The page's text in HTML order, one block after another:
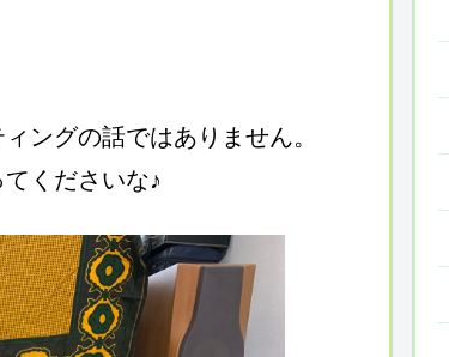
ングの話ではありません。
くださいな♪